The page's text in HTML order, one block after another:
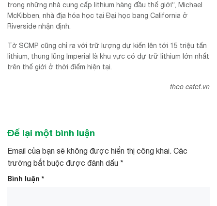
trong những nhà cung cấp lithium hàng đầu thế giới”, Michael
McKibben, nhà địa hóa học tại Đại học bang California ở
Riverside nhận định.
Tờ SCMP cũng chỉ ra với trữ lượng dự kiến lên tới 15 triệu tấn
lithium, thung lũng Imperial là khu vực có dự trữ lithium lớn nhất
trên thế giới ở thời điểm hiện tại.
theo cafef.vn
Để lại một bình luận
Email của bạn sẽ không được hiển thị công khai. Các
trường bắt buộc được đánh dấu *
Bình luận *